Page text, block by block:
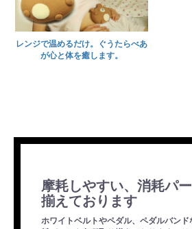
レンジで温めるだけ。ぐうたらべあ
が心と体を癒します。
摩耗しやすい、消耗パ
揃えております
ホワイトベルトやペダル、ペダルバン